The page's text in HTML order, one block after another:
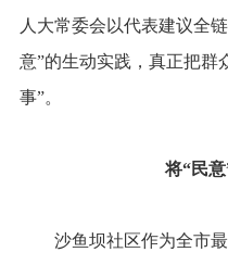
人大常委会以代表建议全
意”的生动实践，真正把群
事”。
将“民
沙鱼坝社区作为全市最